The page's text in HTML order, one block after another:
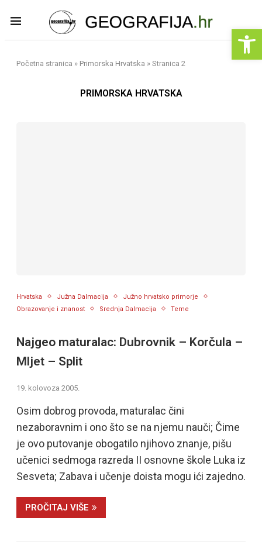
Početna stranica » Primorska Hrvatska » Stranica 2
PRIMORSKA HRVATSKA
Hrvatska Južna Dalmacija
Južno hrvatsko primorje
Obrazovanje i znanost
Srednja Dalmacija Teme
Najgeo maturalac: Dubrovnik – Korčula –
Mljet – Split
19. kolovoza 2005.
Osim dobrog provoda, maturalac čini
nezaboravnim i ono što se na njemu nauči; Čime
je ovo putovanje obogatilo njihovo znanje, pišu
učenici sedmoga razreda II osnovne škole Luka iz
Sesveta; Zabava i učenje doista mogu ići zajedno.
PROČITAJ VIŠE